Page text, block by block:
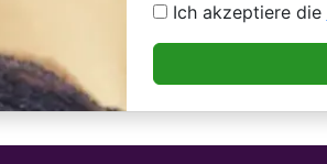
Ich akzeptiere die